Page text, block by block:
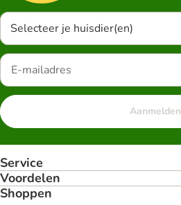
Selecteer je huisdier(en)
Aanmelden
Service
Voordelen
Shoppen